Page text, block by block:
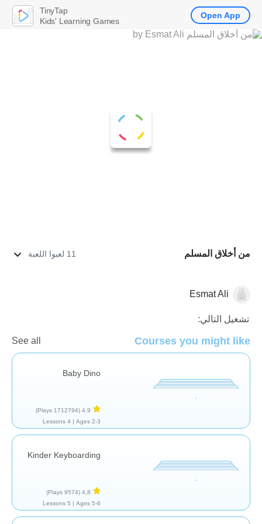
من أخلاق المسلم 11 لعبوا اللعبة
عام Esmat Ali
تشغيل التالي:
Courses you might like
See all
Baby Dino
4,9
(1712794 Plays)
Ages 2-3 |
4 Lessons
Kinder Keyboarding
4,8
(9574 Plays)
Ages 5-6 |
5 Lessons
TinyTap
Kids' Learning Games
Open App